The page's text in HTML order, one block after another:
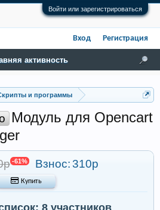
Войти или зарегистрироваться
и программы
Модуль для Opencart
-61% Взнос:310р
 Купить
8 участников
активность
Вход Регистрация